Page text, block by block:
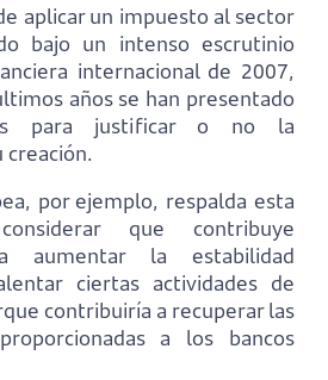
aplicar un impuesto al sector
bajo un intenso escrutinio
internacional de 2007,
años se han presentado
para justificar o no la
creación.
por ejemplo, respalda esta
que contribuye
aumentar la estabilidad
ciertas actividades de
contribuiría a recuperar las
a los bancos